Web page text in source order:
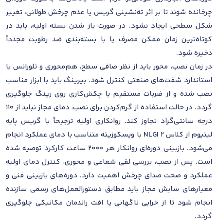
چرخانده شوند تا بر اثر ته‌نشینی گریس یا عدم چرخش طولانی، تغییر
شکل سطحی ایجاد نشود. در صورت باز شدن بسته اولیه، باید در
کوتاه‌ترین زمان ممکن مصرف یا با بسته‌بندی ضد رطوبت مجدداً
ذخیره شود.
در زمان نصب، محور باید از نظر صافی سطح، هم‌محوری و تلورانس با
استاندارد شفت‌های صنعتی کنترل شود. بیرینگ باید با ابزار مناسب
نصب شده و از ضربات مستقیم یا چکش‌کاری روی رینگ جلوگیری
گردد. در حالت استفاده از گرم‌کردن برای نصب، دمای مجاز نباید از 110
درجه سانتی‌گراد تجاوز کند. روانکاری اولیه ترجیحاً با گریس پایه
لیتیوم از کلاس NLGI 2 با ویسکوزیته متناسب با دمای عملکرد انجام
می‌شود. بازبینی دوره‌ای روانکار هر 2000 ساعت کارکرد توصیه شده
است. پس از نصب، بررسی لقی شعاعی و محوری، کنترل دمای اولیه
عملکرد و صحت صدای چرخش اهمیت دارد. دوره‌های بازبینی فنی و
معیارهای سایش مجاز باید مطابق دستورالعمل‌های رسمی سازنده
انجام شود تا از خرابی ناگهانی یا افت راندمان مکانیکی جلوگیری
گردد.